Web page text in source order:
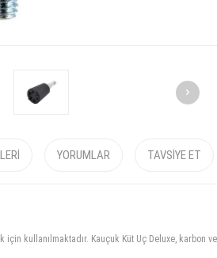
YORUMLAR TAVSIYE ET
için kullanılmaktadır. Kauçuk Küt Uç Deluxe,